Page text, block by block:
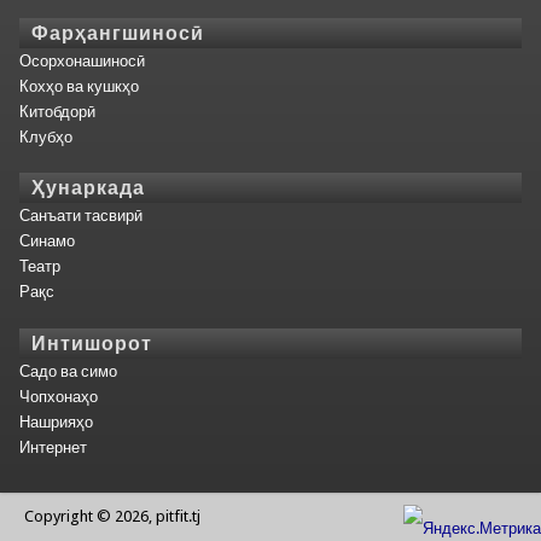
Фарҳангшиносӣ
Осорхонашиносӣ
Кохҳо ва кушкҳо
Китобдорӣ
Клубҳо
Ҳунаркада
Санъати тасвирӣ
Синамо
Театр
Рақс
Интишорот
Садо ва симо
Чопхонаҳо
Нашрияҳо
Интернет
Copyright © 2026, pitfit.tj